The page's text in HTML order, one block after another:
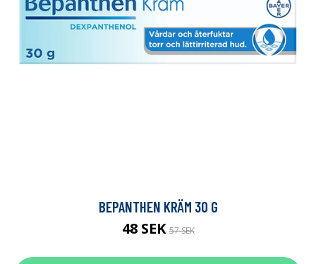
BEPANTHEN KRÄM 30 G
48 SEK57 SEK